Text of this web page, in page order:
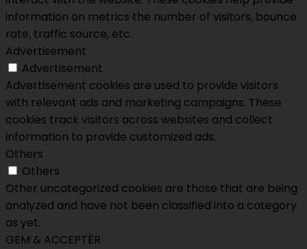
information on metrics the number of visitors, bounce
rate, traffic source, etc.
Advertisement
Advertisement
Advertisement cookies are used to provide visitors
with relevant ads and marketing campaigns. These
cookies track visitors across websites and collect
information to provide customized ads.
Others
Others
Other uncategorized cookies are those that are being
analyzed and have not been classified into a category
as yet.
GEM & ACCEPTÈR